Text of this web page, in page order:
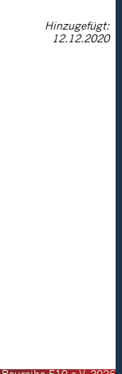
Hinzugefügt:
12.12.2020